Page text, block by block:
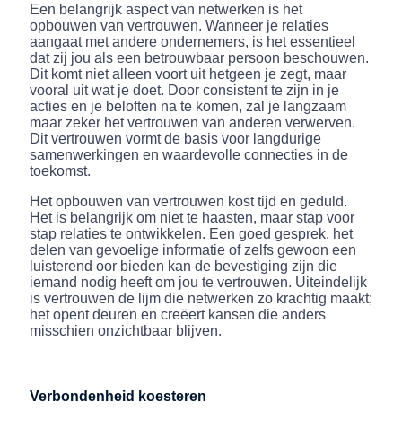
Een belangrijk aspect van netwerken is het
opbouwen van vertrouwen. Wanneer je relaties
aangaat met andere ondernemers, is het essentieel
dat zij jou als een betrouwbaar persoon beschouwen.
Dit komt niet alleen voort uit hetgeen je zegt, maar
vooral uit wat je doet. Door consistent te zijn in je
acties en je beloften na te komen, zal je langzaam
maar zeker het vertrouwen van anderen verwerven.
Dit vertrouwen vormt de basis voor langdurige
samenwerkingen en waardevolle connecties in de
toekomst.
Het opbouwen van vertrouwen kost tijd en geduld.
Het is belangrijk om niet te haasten, maar stap voor
stap relaties te ontwikkelen. Een goed gesprek, het
delen van gevoelige informatie of zelfs gewoon een
luisterend oor bieden kan de bevestiging zijn die
iemand nodig heeft om jou te vertrouwen. Uiteindelijk
is vertrouwen de lijm die netwerken zo krachtig maakt;
het opent deuren en creëert kansen die anders
misschien onzichtbaar blijven.
Verbondenheid koesteren